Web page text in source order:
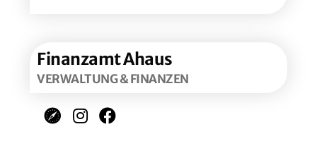
Finanz­amt Ahaus
VER­WAL­TUNG & FINANZEN